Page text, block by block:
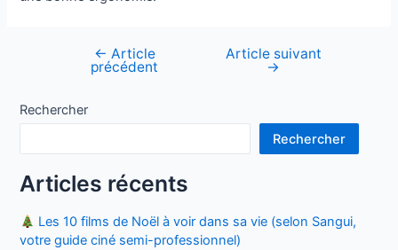
Navigation
← Article
précédent
Article suivant
→
Rechercher
Rechercher
Articles récents
Les 10 films de Noël à voir dans sa vie (selon Sangui,
votre guide ciné semi-professionnel)